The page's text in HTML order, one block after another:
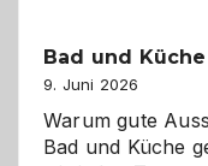
Bad und
9. Juni 2026
Warum gute
Bad und Küche